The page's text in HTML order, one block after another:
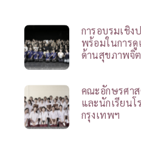
การอบรมเชิง
พร้อมในการ
ด้านสุขภาพจิต
คณะอักษรศา
และนักเรียน
กรุงเทพฯ